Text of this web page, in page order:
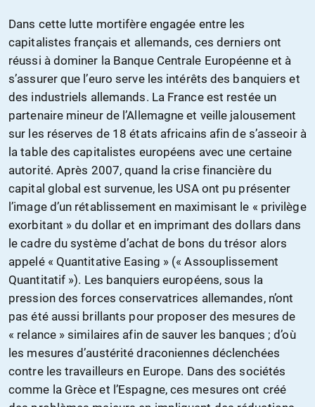
Dans cette lutte mortifère engagée entre les
capitalistes français et allemands, ces derniers ont
réussi à dominer la Banque Centrale Européenne et à
s’assurer que l’euro serve les intérêts des banquiers et
des industriels allemands. La France est restée un
partenaire mineur de l’Allemagne et veille jalousement
sur les réserves de 18 états africains afin de s’asseoir à
la table des capitalistes européens avec une certaine
autorité. Après 2007, quand la crise financière du
capital global est survenue, les USA ont pu présenter
l’image d’un rétablissement en maximisant le « privilège
exorbitant » du dollar et en imprimant des dollars dans
le cadre du système d’achat de bons du trésor alors
appelé « Quantitative Easing » (« Assouplissement
Quantitatif »). Les banquiers européens, sous la
pression des forces conservatrices allemandes, n’ont
pas été aussi brillants pour proposer des mesures de
« relance » similaires afin de sauver les banques ; d’où
les mesures d’austérité draconiennes déclenchées
contre les travailleurs en Europe. Dans des sociétés
comme la Grèce et l’Espagne, ces mesures ont créé